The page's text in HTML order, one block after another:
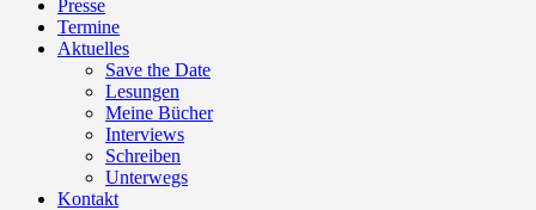
Presse
Termine
Aktuelles
Save the Date
Lesungen
Meine Bücher
Interviews
Schreiben
Unterwegs
Kontakt